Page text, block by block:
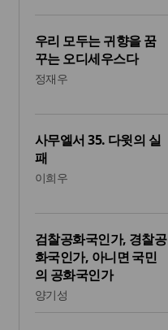
우리 모두는 귀향을 꿈
꾸는 오디세우스다
정재우
사무엘서 35. 다윗의 실
패
이희우
검찰공화국인가, 경찰공
화국인가, 아니면 국민
의 공화국인가
양기성